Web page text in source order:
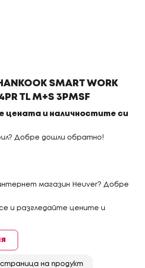
SMART WORK
TL M+S 3PMSF
цената и наличностите си
Добре дошли обратно!
магазин Heuver? Добре
и разгледайте цените и
страница на продукт